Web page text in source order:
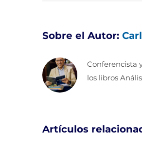
Sobre el Autor:
Conferencista
los libros
Artículos